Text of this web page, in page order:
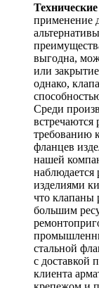
применение
выгодна,
или
однако,
Среди
требованию
фланцев
нашей
наблюдается
изделиями
что клапаны
большим
стальной
с доставкой
клиента